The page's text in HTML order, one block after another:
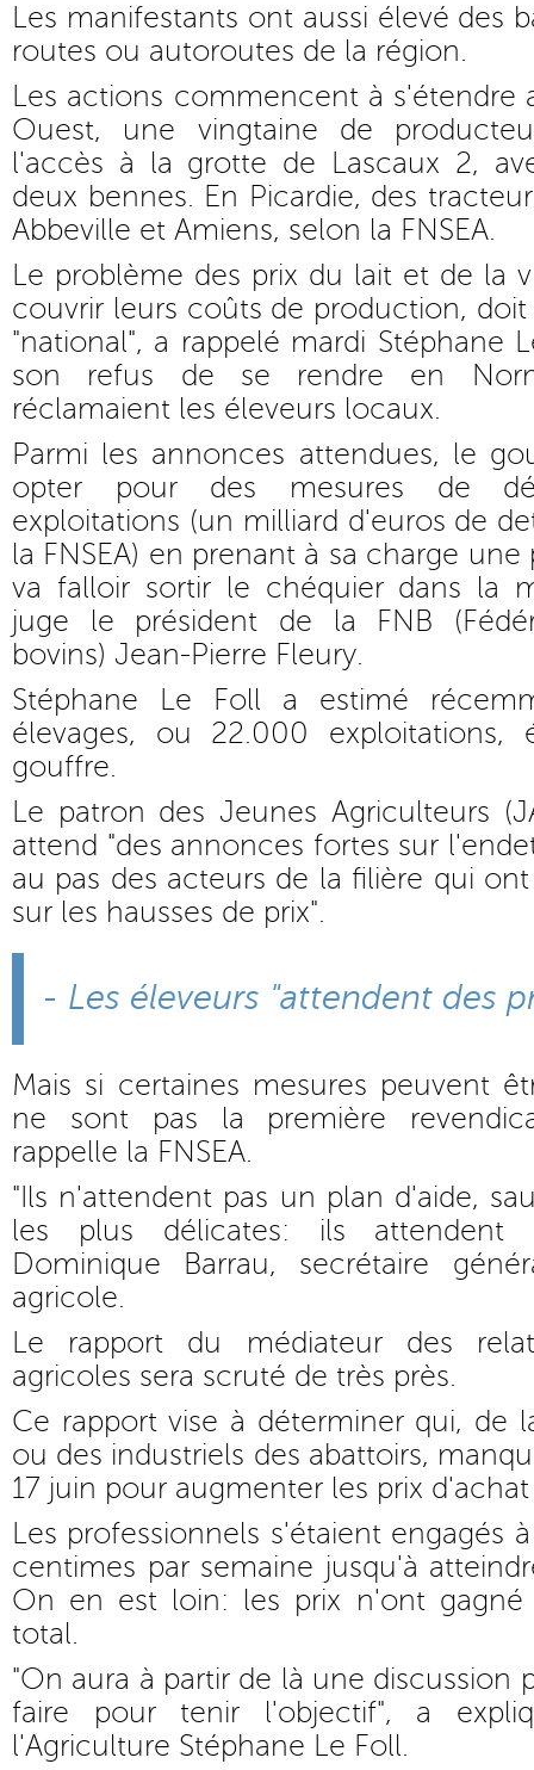
Les manifestants ont aussi élevé des
routes ou autoroutes de la région.
Les actions commencent à s'étendre
Ouest, une vingtaine de
l'accès à la grotte de Lascaux 2,
deux bennes. En Picardie, des
Abbeville et Amiens, selon la FNSEA.
Le problème des prix du lait et de la
couvrir leurs coûts de production,
"national", a rappelé mardi Stéphane
son refus de se rendre en
réclamaient les éleveurs locaux.
Parmi les annonces attendues, le
opter pour des mesures de
exploitations (un milliard d'euros de
la FNSEA) en prenant à sa charge une
va falloir sortir le chéquier dans la
juge le président de la FNB
bovins) Jean-Pierre Fleury.
Stéphane Le Foll a estimé
élevages, ou 22.000
gouffre.
Le patron des Jeunes Agriculteurs
attend "des annonces fortes sur
au pas des acteurs de la filière qui
sur les hausses de prix".
- Les éleveurs "attendent des
Mais si certaines mesures peuvent
ne sont pas la première
rappelle la FNSEA.
"Ils n'attendent pas un plan d'aide,
les plus délicates: ils attendent
Dominique Barrau, secrétaire
agricole.
Le rapport du médiateur des
agricoles sera scruté de très près.
Ce rapport vise à déterminer qui, de
ou des industriels des abattoirs,
17 juin pour augmenter les prix
Les professionnels s'étaient engagés
centimes par semaine jusqu'à
On en est loin: les prix n'ont
total.
"On aura à partir de là une discussion
faire pour tenir l'objectif", a
l'Agriculture Stéphane Le Foll.